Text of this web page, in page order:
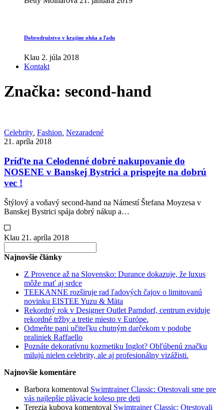
Dobrodružstvo v krajine ohňa a ľadu
Klau 2. júla 2018
Kontakt
Značka: second-hand
Celebrity Fashion Nezaradené
21. apríla 2018
Príďte na Celodenné dobré nakupovanie do
NOSENE v Banskej Bystrici a prispejte na dobrú
vec !
Štýlový a voňavý second-hand na Námestí Štefana Moyzesa v
Banskej Bystrici spája dobrý nákup a…
Klau 21. apríla 2018
for:
Najnovšie články
Z Provence až na Slovensko: Durance dokazuje, že luxus
môže mať aj srdce
TEEKANNE rozširuje rad ľadových čajov o limitovanú
novinku EISTEE Yuzu & Mäta
Rekordný rok v Designer Outlet Parndorf, centrum eviduje
rekordné tržby a tretie miesto v Európe.
Odmeňte pani učiteľku chutným darčekom v podobe
praliniek Raffaello
Poznáte dekoratívnu kozmetiku Inglot? Obľúbenú značku
milujú nielen celebrity, ale aj profesionálny vizážisti.
Najnovšie komentáre
Barbora komentoval Swimtrainer Classic: Otestovali sme pre
vás najlepšie plávacie koleso pre deti
Terezia kubova komentoval Swimtrainer Classic: Otestovali